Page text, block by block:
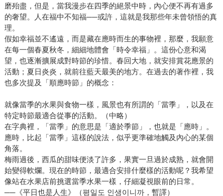
磨殆盡，但是，當我漫步在四季的絕景中時，內心便不再有過多
的奢望。人在福中不知福──或許，這就是我那些年未曾領悟的真
理。
假如幸福並不遙遠，而是藏在應時而生的事物裡，那麼，我願意
在每一個春夏秋冬，細細地體會「時令幸福」。這份心意和渴
望，也逐漸擴展成對時節的珍惜。春回大地，就安排賞花應景的
活動；夏日炎炎，就前往藍天最美的地方。在過去的著作裡，我
也多次提及「順應時節」的概念：
就像當季的水果與食物一樣，風景也有所謂的「當季」，以及在
特定時節最適合從事的活動。（中略）
在字典裡，「當季」的意思是「適於季節」，也就是「應時」。
應時，比起「當季」這樣的說法，似乎更準確地觸及內心的某個
角落。
梅雨過後，西瓜的甜味便淡了許多，果實一旦過於成熟，就會開
始變得軟爛。現在的時節，最適合安排什麼樣的活動呢？我希望
像站在水果店前挑選當季水果一樣，仔細凝視眼前的日常。
──《平日也是人生》（평일도 인생이니까，暫譯）